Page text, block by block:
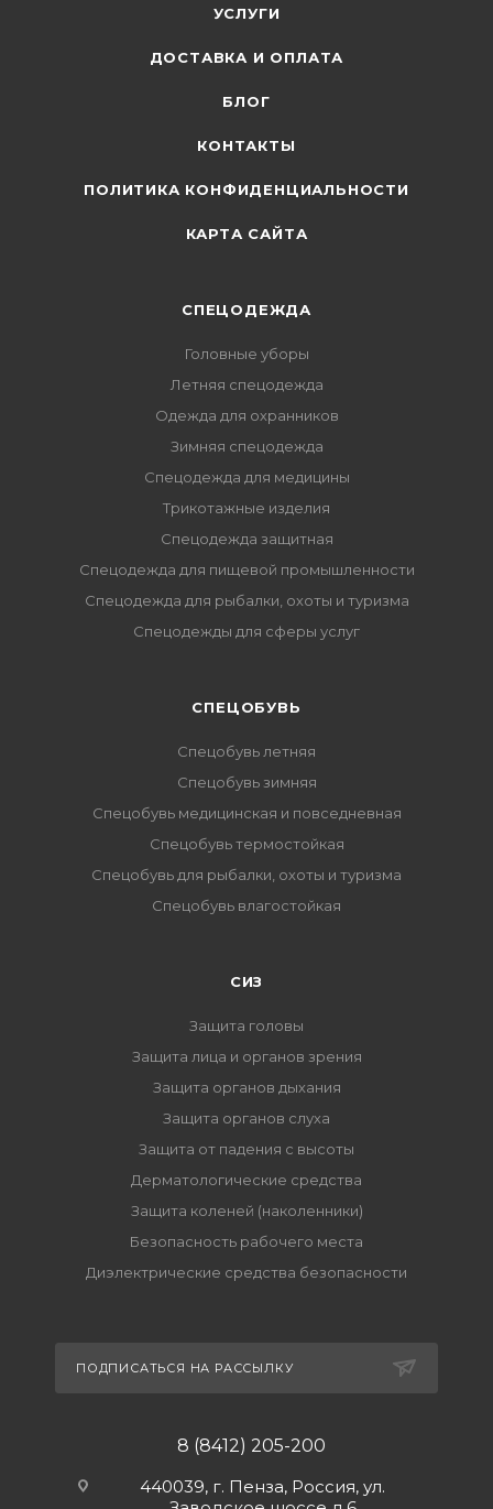
УСЛУГИ
ДОСТАВКА И ОПЛАТА
БЛОГ
КОНТАКТЫ
ПОЛИТИКА КОНФИДЕНЦИАЛЬНОСТИ
КАРТА САЙТА
СПЕЦОДЕЖДА
Головные уборы
Летняя спецодежда
Одежда для охранников
Зимняя спецодежда
Спецодежда для медицины
Трикотажные изделия
Спецодежда защитная
Спецодежда для пищевой промышленности
Спецодежда для рыбалки, охоты и туризма
Спецодежды для сферы услуг
CПЕЦОБУВЬ
Спецобувь летняя
Спецобувь зимняя
Спецобувь медицинская и повседневная
Спецобувь термостойкая
Спецобувь для рыбалки, охоты и туризма
Спецобувь влагостойкая
СИЗ
Защита головы
Защита лица и органов зрения
Защита органов дыхания
Защита органов слуха
Защита от падения с высоты
Дерматологические средства
Защита коленей (наколенники)
Безопасность рабочего места
Диэлектрические средства безопасности
ПОДПИСАТЬСЯ НА РАССЫЛКУ
8 (8412) 205-200
440039, г. Пенза, Россия, ул.